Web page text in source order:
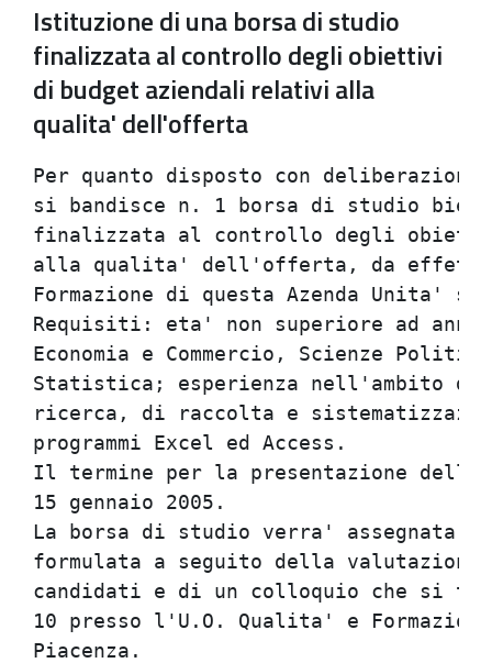
Istituzione di una borsa di studio
finalizzata al controllo degli obiettivi
di budget aziendali relativi alla
qualita' dell'offerta
Per quanto disposto con
si bandisce n. 1 borsa di
finalizzata al controllo degli
alla qualita' dell'offerta, da
Formazione di questa
Requisiti: eta' non
Economia e Commercio,
Statistica; esperienza
ricerca, di raccolta e
programmi
Il termine per la presentazione
15
La borsa di studio verra'
formulata a seguito della
candidati e di un colloquio
10 presso l'U.O. Qualita' e